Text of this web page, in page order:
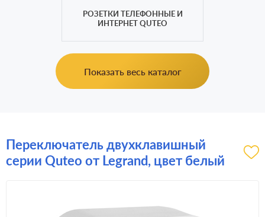
РОЗЕТКИ ТЕЛЕФОННЫЕ И
ИНТЕРНЕТ QUTEO
Показать весь каталог
Переключатель двухклавишный
серии Quteo от Legrand, цвет белый